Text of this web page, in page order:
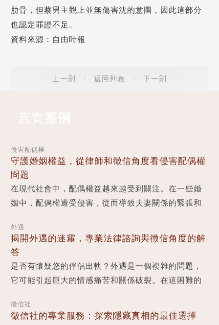
肋骨，但蔡男主觀上並無傷害沈的意圖，因此這部分
也認定罪證不足。
資料來源：自由時報
上一則 / 返回列表 / 下一則
侵害配偶權
守護婚姻權益，從律師和徵信角度看侵害配偶權
問題
在現代社會中，配偶權益越來越受到關注。在一些婚
姻中，配偶權遭受侵害，從而導致夫妻關係的緊張和
權...
外遇
揭開外遇的迷霧，專業法律諮詢與徵信角度的解
答
是否有懷疑您的伴侶出軌？外遇是一個複雜的問題，
它可能引起巨大的情感痛苦和關係破裂。在這困難的
徵信社
徵信社的專業服務：探索隱藏真相的最佳選擇